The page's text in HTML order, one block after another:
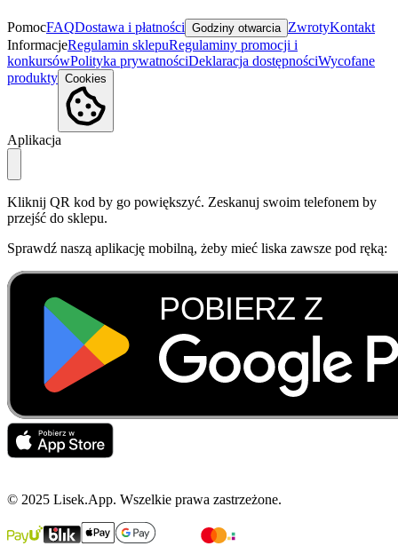
PomocFAQDostawa i płatności Godziny otwarcia ZwrotyKontakt
InformacjeRegulamin sklepuRegulaminy promocji i
konkursówPolityka prywatnościDeklaracja dostępnościWycofane
produkty Cookies
Aplikacja
Kliknij QR kod by go powiększyć. Zeskanuj swoim telefonem by
przejść do sklepu.
Sprawdź naszą aplikację mobilną, żeby mieć liska zawsze pod ręką:
© 2025 Lisek.App. Wszelkie prawa zastrzeżone.